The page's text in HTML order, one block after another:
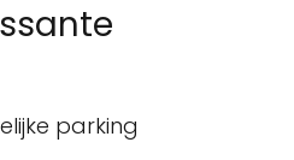
parking